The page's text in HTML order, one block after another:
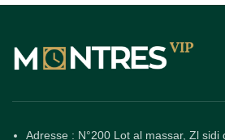
Adresse : N°200 Lot al massar, Zl sidi